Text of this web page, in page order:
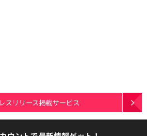
スリリース掲載サービス